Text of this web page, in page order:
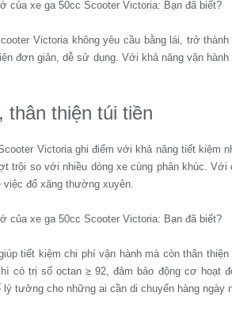
Victoria không yêu cầu bằng lái, trở
đơn giản, dễ sử dụng. Với khả năng vận
thân thiện túi tiền
Victoria ghi điểm với khả năng tiết kiệm
trội so với nhiều dòng xe cùng phân khúc.
đổ xăng thường xuyên.
tiết kiệm chi phí vận hành mà còn thân
có trị số octan ≥ 92, đảm bảo động cơ hoạt
lý tưởng cho những ai cần di chuyển hàng